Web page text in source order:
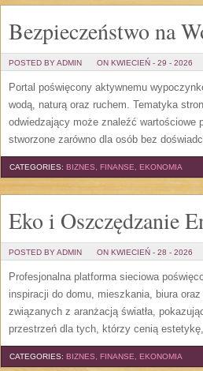
Bezpieczeństwo na
POSTED BY ADMIN ON KWIECIEŃ - 29 - 2026
Portal poświęcony aktywnemu
wodą, naturą oraz ruchem. Tematyka
odwiedzający może znaleźć wartościowe
stworzone zarówno dla osób bez
CATEGORIES: BIZNES, FINANSE, EKONOMIA
Eko i Oszczędzanie
POSTED BY ADMIN ON KWIECIEŃ - 28 - 2026
Profesjonalna platforma sieciowa
inspiracji do domu, mieszkania, biura
związanych z aranżacją światła,
przestrzeń dla tych, którzy cenią
CATEGORIES: BIZNES, FINANSE, EKONOMIA